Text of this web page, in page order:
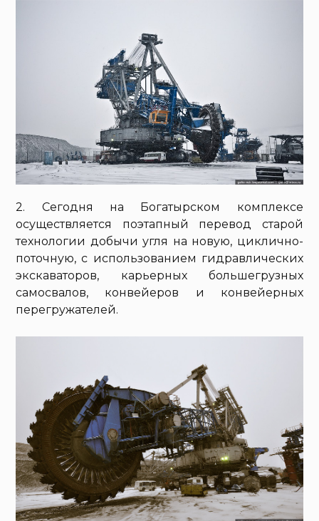
2. Сегодня на Богатырском комплексе
осуществляется поэтапный перевод старой
технологии добычи угля на новую, циклично-
поточную, с использованием гидравлических
экскаваторов, карьерных большегрузных
самосвалов, конвейеров и конвейерных
перегружателей.